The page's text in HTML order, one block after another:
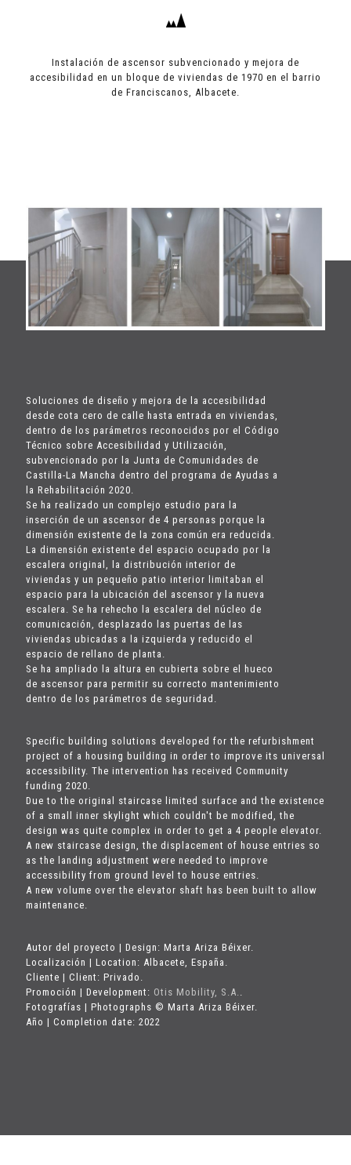
Instalación de ascensor subvencionado y mejora de
accesibilidad en un bloque de viviendas de 1970 en el barrio
de Franciscanos, Albacete.
Soluciones de diseño y mejora de la accesibilidad
desde cota cero de calle hasta entrada en viviendas,
dentro de los parámetros reconocidos por el Código
Técnico sobre Accesibilidad y Utilización,
subvencionado por la Junta de Comunidades de
Castilla-La Mancha dentro del programa de Ayudas a
la Rehabilitación 2020.
Se ha realizado un complejo estudio para la
inserción de un ascensor de 4 personas porque la
dimensión existente de la zona común era reducida.
La dimensión existente del espacio ocupado por la
escalera original, la distribución interior de
viviendas y un pequeño patio interior limitaban el
espacio para la ubicación del ascensor y la nueva
escalera. Se ha rehecho la escalera del núcleo de
comunicación, desplazado las puertas de las
viviendas ubicadas a la izquierda y reducido el
espacio de rellano de planta.
Se ha ampliado la altura en cubierta sobre el hueco
de ascensor para permitir su correcto mantenimiento
dentro de los parámetros de seguridad.
Specific building solutions developed for the refurbishment
project of a housing building in order to improve its universal
accessibility. The intervention has received Community
funding 2020.
Due to the original staircase limited surface and the existence
of a small inner skylight which couldn't be modified, the
design was quite complex in order to get a 4 people elevator.
A new staircase design, the displacement of house entries so
as the landing adjustment were needed to improve
accessibility from ground level to house entries.
A new volume over the elevator shaft has been built to allow
maintenance.
Autor del proyecto | Design: Marta Ariza Béixer.
Localización | Location: Albacete, España.
Cliente | Client: Privado.
Promoción | Development: Otis Mobility, S.A.
Fotografías | Photographs © Marta Ariza Béixer.
Año | Completion date: 2022